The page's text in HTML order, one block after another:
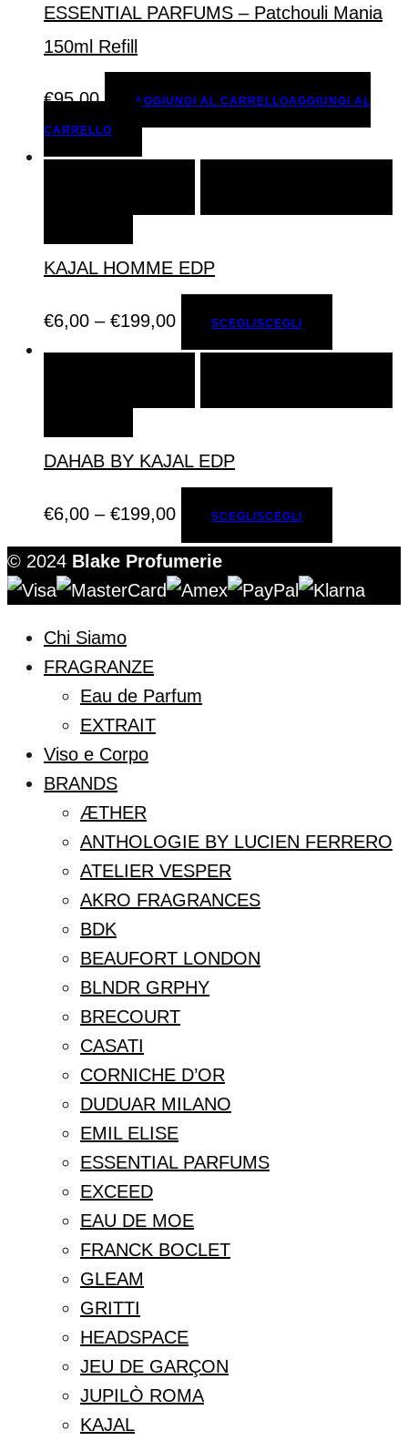
ESSENTIAL PARFUMS – Patchouli Mania
150ml Refill
€95,00 AGGIUNGI AL CARRELLOAGGIUNGI AL
CARRELLO
KAJAL HOMME EDP
€6,00 – €199,00 SCEGLISCEGLI
DAHAB BY KAJAL EDP
€6,00 – €199,00 SCEGLISCEGLI
© 2024 Blake Profumerie
Chi Siamo
FRAGRANZE
Eau de Parfum
EXTRAIT
Viso e Corpo
BRANDS
ÆTHER
ANTHOLOGIE BY LUCIEN FERRERO
ATELIER VESPER
AKRO FRAGRANCES
BDK
BEAUFORT LONDON
BLNDR GRPHY
BRECOURT
CASATI
CORNICHE D’OR
DUDUAR MILANO
EMIL ELISE
ESSENTIAL PARFUMS
EXCEED
EAU DE MOE
FRANCK BOCLET
GLEAM
GRITTI
HEADSPACE
JEU DE GARÇON
JUPILÒ ROMA
KAJAL